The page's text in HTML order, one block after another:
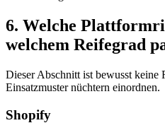
6. Welche
welchem Reifegrad
Dieser Abschnitt ist bewusst keine
Einsatzmuster nüchtern einordnen.
Shopify